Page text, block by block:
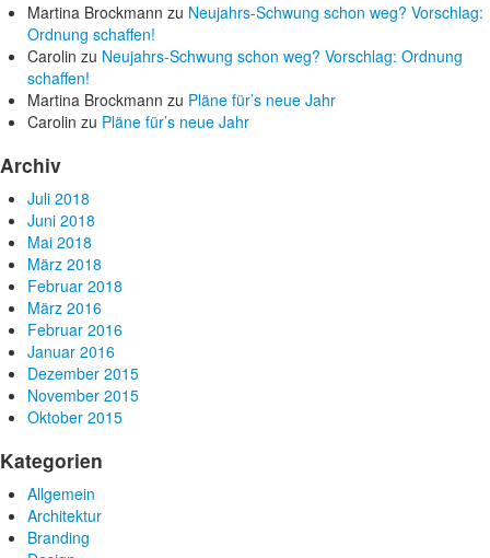
Martina Brockmann zu Neujahrs-Schwung schon weg? Vorschlag:
Ordnung schaffen!
Carolin zu Neujahrs-Schwung schon weg? Vorschlag: Ordnung
schaffen!
Martina Brockmann zu Pläne für’s neue Jahr
Carolin zu Pläne für’s neue Jahr
Archiv
Juli 2018
Juni 2018
Mai 2018
März 2018
Februar 2018
März 2016
Februar 2016
Januar 2016
Dezember 2015
November 2015
Oktober 2015
Kategorien
Allgemein
Architektur
Branding